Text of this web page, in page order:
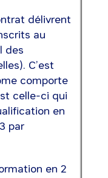
délivrent
au
des
C’est
comporte
celle-ci qui
en
par
en 2